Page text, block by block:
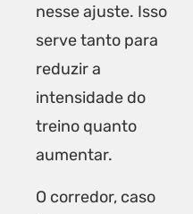
nesse ajuste. Isso
serve tanto para
reduzir a
intensidade do
treino quanto
aumentar.
O corredor, caso